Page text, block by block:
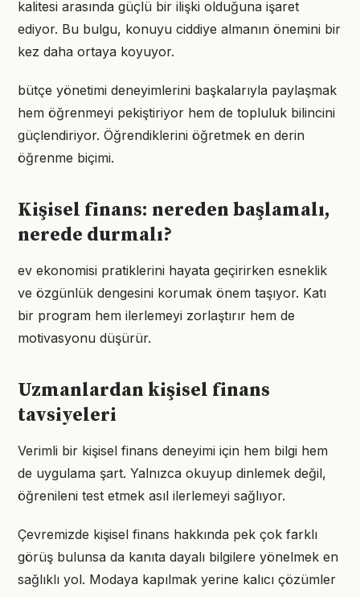
kalitesi arasında güçlü bir ilişki olduğuna işaret
ediyor. Bu bulgu, konuyu ciddiye almanın önemini bir
kez daha ortaya koyuyor.
bütçe yönetimi deneyimlerini başkalarıyla paylaşmak
hem öğrenmeyi pekiştiriyor hem de topluluk bilincini
güçlendiriyor. Öğrendiklerini öğretmek en derin
öğrenme biçimi.
Kişisel finans: nereden başlamalı,
nerede durmalı?
ev ekonomisi pratiklerini hayata geçirirken esneklik
ve özgünlük dengesini korumak önem taşıyor. Katı
bir program hem ilerlemeyi zorlaştırır hem de
motivasyonu düşürür.
Uzmanlardan kişisel finans
tavsiyeleri
Verimli bir kişisel finans deneyimi için hem bilgi hem
de uygulama şart. Yalnızca okuyup dinlemek değil,
öğrenileni test etmek asıl ilerlemeyi sağlıyor.
Çevremizde kişisel finans hakkında pek çok farklı
görüş bulunsa da kanıta dayalı bilgilere yönelmek en
sağlıklı yol. Modaya kapılmak yerine kalıcı çözümler